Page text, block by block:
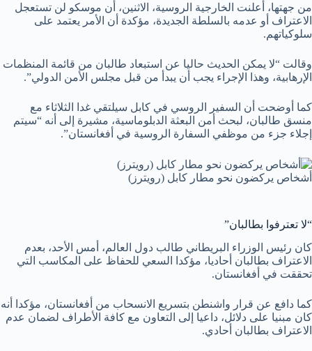
من جهتها، أعلنت الخارجية الروسية، الاثنين، أن موسكو لن تستعجل
الاعتراف أو عدمه بالسلطة الجديدة، مؤكدة أن الأمر يعتمد على
سلوكياتهم.
وقالت “لا يمكن الحديث حاليا عن استبعاد طالبان من قائمة المنظمات
الإرهابية، وهذا الإجراء يجب أن يبدأ من قبل مجلس الأمن الدولي”.
كما أوضحت أن السفير الروسي في كابل سيلتقي غدا الثلاثاء مع
منسق طالبان، لبحث أمن البعثة الدبلوماسية، مشيرة إلى أنه “سيتم
إجلاء جزء من موظفي السفارة الروسية في أفغانستان”.
أشخاص يركضون نحو مطار كابل (رويترز)
“لا تعترفوا بطالبان”
كان رئيس الوزراء البريطاني طالب دول العالم، أمس الأحد، بعدم
الاعتراف بطالبان أحاديا، مؤكدا السعي للحفاظ على المكاسب التي
تحققت في أفغانستان.
كما دافع عن قرار واشنطن بتسريع الانسحاب من أفغانستان، مؤكدا أنه
كان مبنيا على دلائل، داعيا إلى التعاون مع كافة الأطراف لضمان عدم
الاعتراف بطالبان أحادي.